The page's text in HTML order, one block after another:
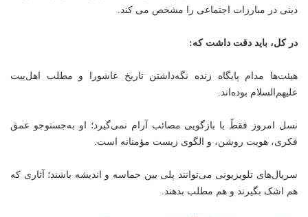
دینی در مبارزات اجتماعی را مشخص می کند.
در کل، باید دقت داشت که:
هیئت‌ها مدام پایگاه زنده نگه‌داشتن تاریخ عاشورا و مطلب اهل‌بیت
علیهم‌السلام بوده‌اند.
نسل امروز فقطً با بازگویی مصائب آرام نمی‌گیرد؛ او به‌جستوجو عمق
فکری، هویت روشن، و الگوی زیست مؤمنانه است.
سریال‌های تلویزیونی می‌توانند پلی بین حماسه و اندیشه باشند؛ آثاری که
هم اشک بگیرند و هم مطلب بدهند.